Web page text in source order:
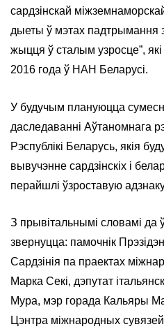
сардзінскай
дыеты ў мэтах падтрымання
жыцця ў сталым узросце”, які
2016 года ў НАН Беларусі.
У будучым плануюцца
даследаванні Аўтаномнага
Рэспублікі Беларусь, якія
вывучэнне сардзінскіх і
перайшлі ўзроставую
З прывітальнымі словамі да
звернуцца: памочнік
Сардзінія па праектах
Марка Секі, дэпутат
Мура, мэр горада Кальяры
Цэнтра міжнародных сувязей